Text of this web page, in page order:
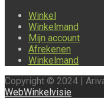
Winkel
Winkelmand
Mijn account
Afrekenen
Winkelmand
Copyright © 2024 |
WebWinkelvisie